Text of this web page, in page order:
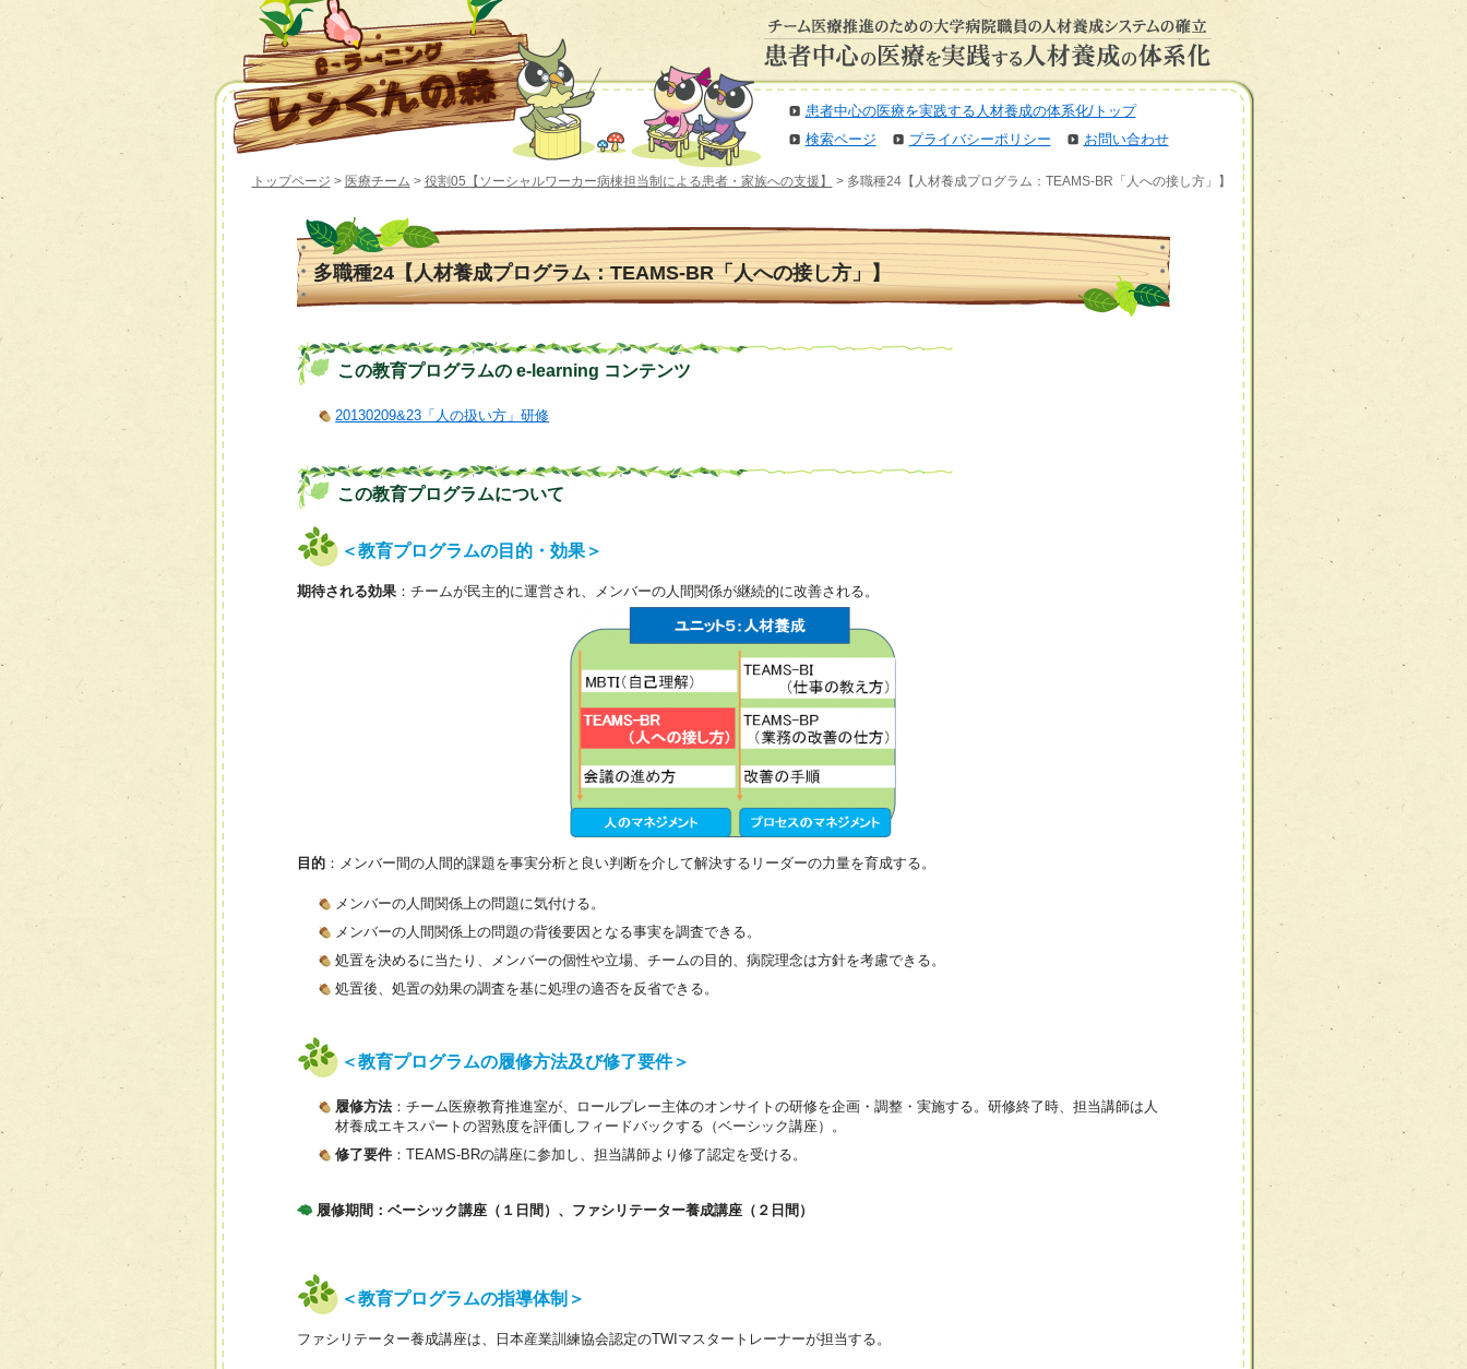
患者中心の医療を実践する人材養成の体系化/トップ
検索ページ
プライバシーポリシー お問い合わせ
トップページ > 医療チーム > 役割05【ソーシャルワーカー病棟担当制による患者・家族への支援】 > 多職種24【人材養成プログラム：TEAMS-BR「人への接し方」】
多職種24【人材養成プログラム：TEAMS-BR「人への接し方」】
この教育プログラムの e-learning コンテンツ
20130209&23「人の扱い方」研修
この教育プログラムについて
＜教育プログラムの目的・効果＞
期待される効果 ：チームが民主的に運営され、メンバーの人間関係が継続的に改善される。
目的 ：メンバー間の人間的課題を事実分析と良い判断を介して解決するリーダーの力量を育成する。
メンバーの人間関係上の問題に気付ける。
メンバーの人間関係上の問題の背後要因となる事実を調査できる。
処置を決めるに当たり、メンバーの個性や立場、チームの目的、病院理念は方針を考慮できる。
処置後、処置の効果の調査を基に処理の適否を反省できる。
＜教育プログラムの履修方法及び修了要件＞
履修方法：チーム医療教育推進室が、ロールプレー主体のオンサイトの研修を企画・調整・実施する。研修終了時、担当講師は人
材養成エキスパートの習熟度を評価しフィードバックする（ベーシック講座）。
修了要件 ：TEAMS-BRの講座に参加し、担当講師より修了認定を受ける。
履修期間：ベーシック講座（１日間）、ファシリテーター養成講座（２日間）
＜教育プログラムの指導体制＞
ファシリテーター養成講座は、日本産業訓練協会認定のTWIマスタートレーナーが担当する。